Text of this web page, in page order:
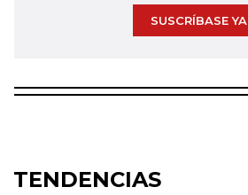
SUSCRÍBASE YA
TENDENCIAS